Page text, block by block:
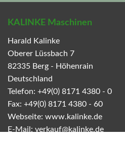
KALINKE Maschinen
Harald Kalinke
Oberer Lüssbach 7
82335 Berg - Höhenrain
Deutschland
Telefon: +49(0) 8171 4380 - 0
Fax: +49(0) 8171 4380 - 60
Webseite: www.kalinke.de
E-Mail: verkauf@kalinke.de